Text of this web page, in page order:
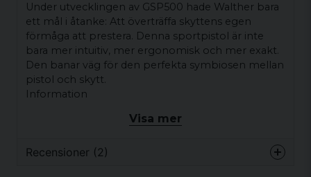
Under utvecklingen av GSP500 hade Walther bara
ett mål i åtanke: Att överträffa skyttens egen
förmåga att prestera. Denna sportpistol är inte
bara mer intuitiv, mer ergonomisk och mer exakt.
Den banar väg för den perfekta symbiosen mellan
pistol och skytt.
Information
Slide Control System för smidig och
Avtryckarmekanism som är enkel att
Visa mer
Recensioner (2)